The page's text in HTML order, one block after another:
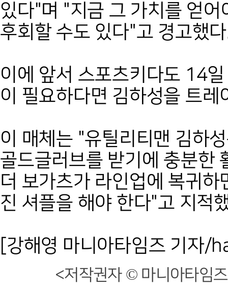
있다"며 "지금 그 가치를 얻
후회할 수도 있다"고 경고했
이에 앞서 스포츠키다도 14
이 필요하다면 김하성을 트
이 매체는 "유틸리티맨 김하
골드글러브를 받기에 충분한
더 보가츠가 라인업에 복귀
진 셔플을 해야 한다"고 지적
[강해영 마니아타임즈 기
<저작권자 © 마니아타임